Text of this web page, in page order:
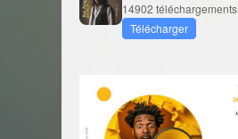
14902 téléchargements
Télécharger